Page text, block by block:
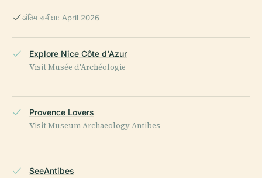
अंतिम समीक्षा: April 2026
Explore Nice Côte d'Azur
Visit Musée d'Archéologie
Provence Lovers
Visit Museum Archaeology Antibes
SeeAntibes